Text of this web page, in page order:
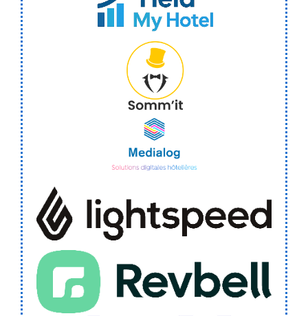
Yield My Hotel
Somm'it
Medialog
Lightspeed
Revbell